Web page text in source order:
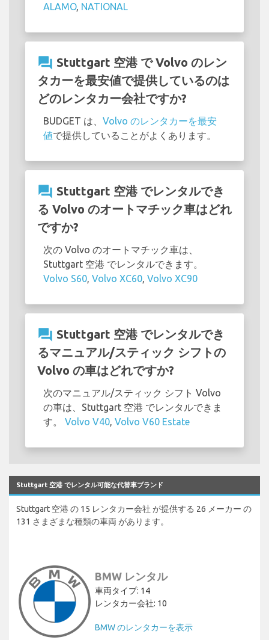
ALAMO, NATIONAL
question_answer Stuttgart 空港 で Volvo のレン
タカーを最安値で提供しているのは
どのレンタカー会社ですか?
BUDGET は、 Volvo のレンタカーを最安
値で提供していることがよくあります。
question_answer Stuttgart 空港 でレンタルでき
る Volvo のオートマチック車はどれ
ですか?
次の Volvo のオートマチック車は、
Stuttgart 空港 でレンタルできます。
Volvo S60 Volvo XC60 Volvo XC90
question_answer Stuttgart 空港 でレンタルでき
るマニュアル/スティック シフトの
Volvo の車はどれですか?
次のマニュアル/スティック シフト Volvo
の車は、Stuttgart 空港 でレンタルできま
す。 Volvo V40 Volvo V60 Estate
Stuttgart 空港 でレンタル可能な代替車ブランド
Stuttgart 空港 の 15 レンタカー会社 が提供する 26 メーカー の
131 さまざまな種類の車両 があります。
BMW レンタル
車両タイプ: 14
レンタカー会社: 10
BMW のレンタカーを表示